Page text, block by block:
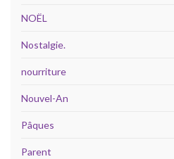
NOËL
Nostalgie.
nourriture
Nouvel-An
Pâques
Parent